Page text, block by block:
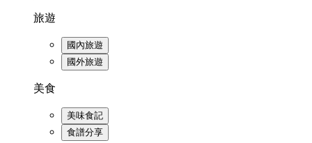
旅遊
國內旅遊
國外旅遊
美食
美味食記
食譜分享